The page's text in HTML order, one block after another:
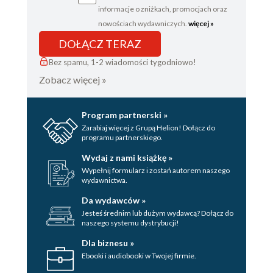
własną postawę 200
Prawo autosabotażu 201
Najwyższa wolność 201
Klucze do ludzkiej natury 209
Postawa ograniczająca (negatywna) 213
Postawa ekspansywna (pozytywna) 220
Rozdział 9. Stań twarzą w twarz ze swoją ciemną
Prawo wyparcia 229
Klucze do ludzkiej natury 238
Rozszyfrowywanie cienia: sprzeczne
Zintegrowany człowiek 249
Rozdział 10. Uważaj na delikatne ego 256
Prawo zazdrości 257
Zgubna przyjaźń 257
informacje o zniżkach, promocjach oraz
nowościach wydawniczych. więcej »
DOŁĄCZ TERAZ
Bez spamu, 1-2 wiadomości tygodniowo!
Zobacz więcej »
Program partnerski »
Zarabiaj więcej z Grupą Helion! Dołącz do
programu partnerskiego.
Wydaj z nami książkę »
Wypełnij formularz i zostań autorem naszego
wydawnictwa.
Da wydawców »
Jesteś średnim lub dużym wydawcą? Dołącz do
naszego systemu dystrybucji!
Dla biznesu »
Ebooki i audiobooki w Twojej firmie.